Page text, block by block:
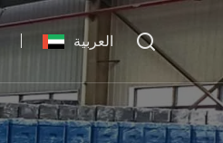
العربية